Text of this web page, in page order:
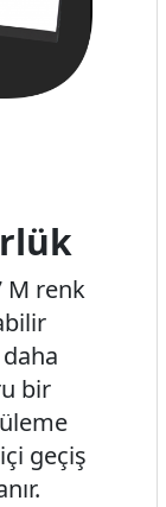
M renk
bir
geçiş